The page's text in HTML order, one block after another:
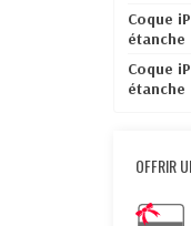
Coque
étanche
Coque
étanche
OFFRIR